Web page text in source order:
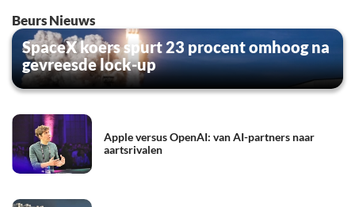
Beurs Nieuws
SpaceX koers spurt 23 procent omhoog na
gevreesde lock-up
Apple versus OpenAI: van AI-partners naar
aartsrivalen